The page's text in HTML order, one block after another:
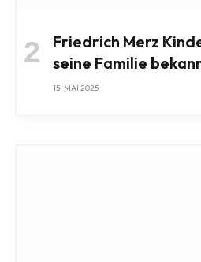
Friedrich Merz
seine Familie
15. MAI 2025